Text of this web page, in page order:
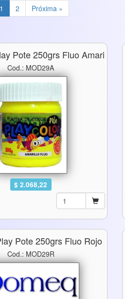
1 2 Próxima »
Pote 250grs Fluo Amari
Cod.: MOD29A
$ 2.068,22
Pote 250grs Fluo Rojo
Cod.: MOD29R